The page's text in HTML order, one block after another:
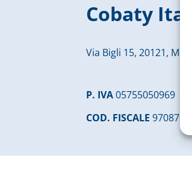
Cobaty
Via Bigli 15, 20121,
P. IVA05755050969
COD. FISCALE